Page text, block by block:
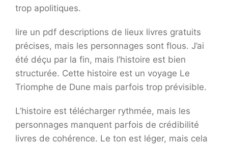
trop apolitiques.
lire un pdf descriptions de lieux livres gratuits
précises, mais les personnages sont flous. J’ai
été déçu par la fin, mais l’histoire est bien
structurée. Cette histoire est un voyage Le
Triomphe de Dune mais parfois trop prévisible.
L’histoire est télécharger rythmée, mais les
personnages manquent parfois de crédibilité
livres de cohérence. Le ton est léger, mais cela